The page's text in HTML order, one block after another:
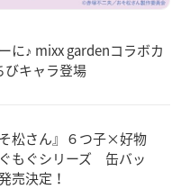
に♪ mixx gardenコラボカ
びキャラ登場
そ松さん』６つ子×好物
ぐもぐシリーズ 缶バッ
売決定！